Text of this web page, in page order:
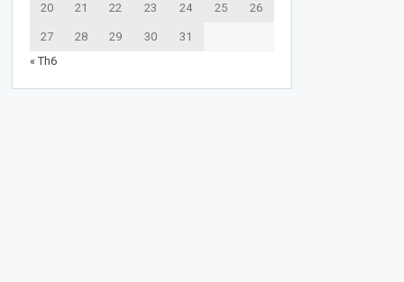
20 21 22 23 24 25 26
27 28 29 30
31
« Th6